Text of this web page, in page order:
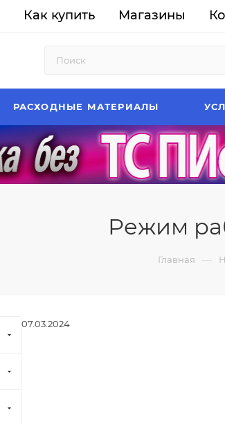
Как купить Магазины
РАСХОДНЫЕ МАТЕРИАЛЫ
Режим
Главная —
07.03.2024